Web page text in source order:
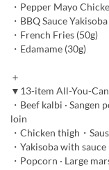
・Pepper Mayo
・BBQ Sauce
・French Fries (50g)
・Edamame (30g)
＋
▼13-item All-You-
・Beef kalbi ·
loin
・Chicken thigh・
・Yakisoba with
・Popcorn · Large